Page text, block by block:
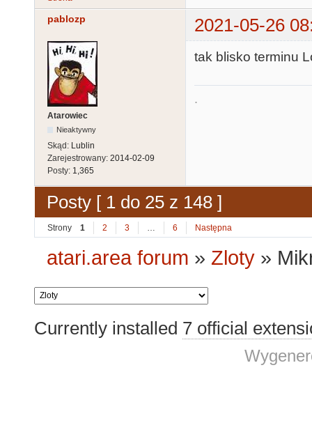
pablozp 2021-05-26
Atarowiec
Nieaktywny
Skąd: Lublin
Zarejestrowany: 2014-02-09
Posty: 1,365
tak blisko terminu
.
Posty [ 1 do 25 z 148 ]
Strony 1 2 3 6 Następna
atari.area forum » Zloty »
Currently installed 7 official